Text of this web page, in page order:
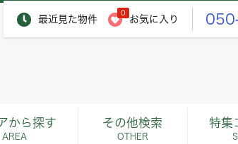
最近見た物件
0
お気に入り
から探す
AREA
その他検索
OTHER
特集